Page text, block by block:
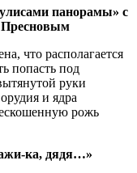
панорамы» с
Пресновым
что располагается
попасть под
руки
и ядра
рожь
ка, дядя…»